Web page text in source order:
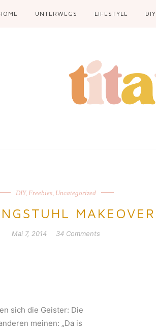
UNTERWEGS LIFESTYLE DIY
DIY, Freebies, Uncategorized
MAKEOVER
Mai 7, 2014 34 Comments
sich die Geister: Die
meinen: „Da is